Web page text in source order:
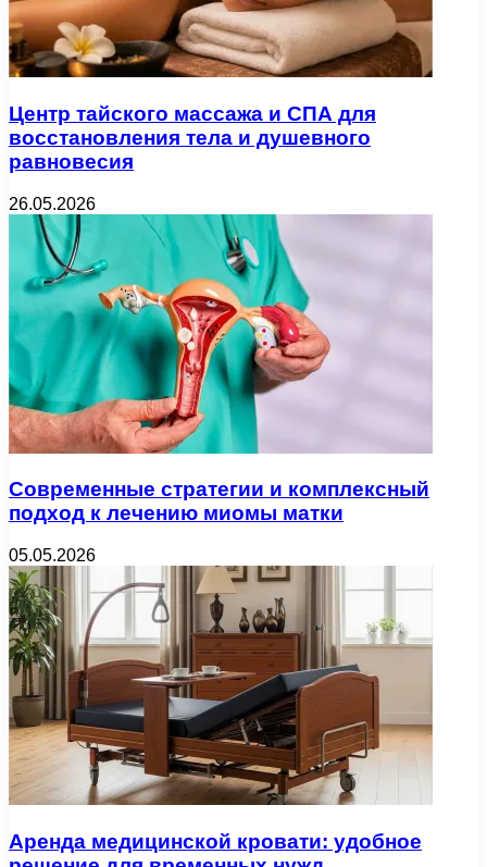
Центр тайского массажа и СПА для
восстановления тела и душевного
равновесия
26.05.2026
Современные стратегии и комплексный
подход к лечению миомы матки
05.05.2026
Аренда медицинской кровати: удобное